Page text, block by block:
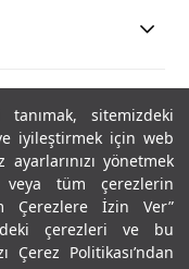
sitemizdeki
iyileştirmek için web
yönetmek
veya tüm çerezlerin
Çerezlere İzin Ver”
çerezleri ve bu
Çerez Politikası’ndan
hakları saklıdır.